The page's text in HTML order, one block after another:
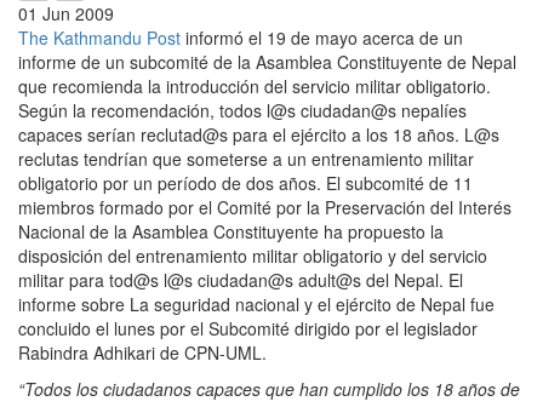
01 Jun 2009
The Kathmandu Post informó el 19 de mayo acerca de un
informe de un subcomité de la Asamblea Constituyente de Nepal
que recomienda la introducción del servicio militar obligatorio.
Según la recomendación, todos l@s ciudadan@s nepalíes
capaces serían reclutad@s para el ejército a los 18 años. L@s
reclutas tendrían que someterse a un entrenamiento militar
obligatorio por un período de dos años. El subcomité de 11
miembros formado por el Comité por la Preservación del Interés
Nacional de la Asamblea Constituyente ha propuesto la
disposición del entrenamiento militar obligatorio y del servicio
militar para tod@s l@s ciudadan@s adult@s del Nepal. El
informe sobre La seguridad nacional y el ejército de Nepal fue
concluido el lunes por el Subcomité dirigido por el legislador
Rabindra Adhikari de CPN-UML.
“Todos los ciudadanos capaces que han cumplido los 18 años de